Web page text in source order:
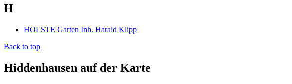
H
HOLSTE Garten Inh. Harald Klipp
Back to top
Hiddenhausen auf der Karte